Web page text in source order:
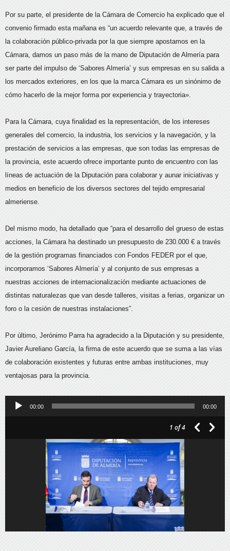
Por su parte, el presidente de la Cámara de Comercio ha explicado que el
convenio firmado esta mañana es “un acuerdo relevante que, a través de
la colaboración público-privada por la que siempre apostamos en la
Cámara, damos un paso más de la mano de Diputación de Almería para
ser parte del impulso de ‘Sabores Almería’ y sus empresas en su salida a
los mercados exteriores, en los que la marca Cámara es un sinónimo de
cómo hacerlo de la mejor forma por experiencia y trayectoria».
Para la Cámara, cuya finalidad es la representación, de los intereses
generales del comercio, la industria, los servicios y la navegación, y la
prestación de servicios a las empresas, que son todas las empresas de
la provincia, este acuerdo ofrece importante punto de encuentro con las
líneas de actuación de la Diputación para colaborar y aunar iniciativas y
medios en beneficio de los diversos sectores del tejido empresarial
almeriense.
Del mismo modo, ha detallado que “para el desarrollo del grueso de estas
acciones, la Cámara ha destinado un presupuesto de 230.000 € a través
de la gestión programas financiados con Fondos FEDER por el que,
incorporamos ‘Sabores Almería’ y al conjunto de sus empresas a
nuestras acciones de internacionalización mediante actuaciones de
distintas naturalezas que van desde talleres, visitas a ferias, organizar un
foro o la cesión de nuestras instalaciones”.
Por último, Jerónimo Parra ha agradecido a la Diputación y su presidente,
Javier Aureliano García, la firma de este acuerdo que se suma a las vías
de colaboración existentes y futuras entre ambas instituciones, muy
ventajosas para la provincia.
Reproductor
00:00 00:00
1 of 4